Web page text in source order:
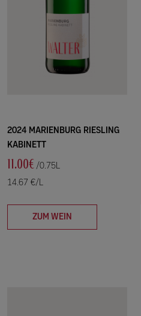
2024 MARIENBURG RIESLING
KABINETT
11.00€ /0.75L
14.67 €/L
ZUM WEIN